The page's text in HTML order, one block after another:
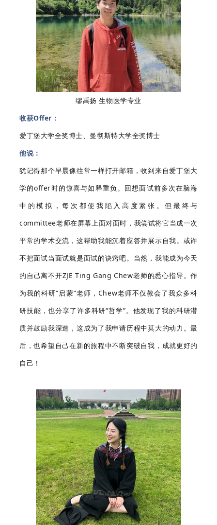
缪禹扬 生物医学专业
收获Offer：
爱丁堡大学全奖博士、曼彻斯特大学全奖博士
他说：
犹记得那个早晨像往常一样打开邮箱，收到来自爱丁堡大
学的offer时的惊喜与如释重负。回想面试前多次在脑海
中的模拟，每次都使我陷入高度紧张。但最终与
committee老师在屏幕上面对面时，我尝试将它当成一次
平常的学术交流，这帮助我能沉着应答并展示自我。或许
不把面试当面试就是面试的诀窍吧。当然，我能成为今天
的自己离不开ZJE Ting Gang Chew老师的悉心指导。作
为我的科研“启蒙”老师，Chew老师不仅教会了我众多科
研技能，也分享了许多科研“哲学”。他发现了我的科研潜
质并鼓励我深造，这成为了我申请历程中莫大的动力。最
后，也希望自己在新的旅程中不断突破自我，成就更好的
自己！